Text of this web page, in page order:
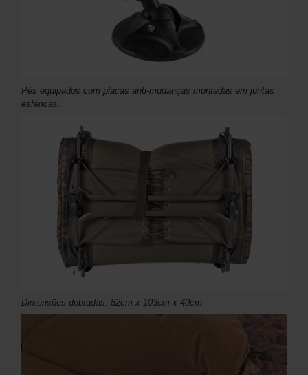
Pés equipados com placas anti-mudanças montadas em juntas
esféricas.
Dimensões dobradas: 82cm x 103cm x 40cm.